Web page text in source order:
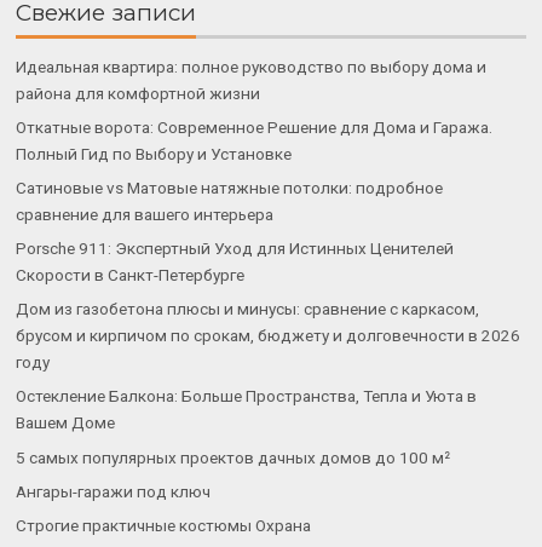
Свежие записи
Идеальная квартира: полное руководство по выбору дома и
района для комфортной жизни
Откатные ворота: Современное Решение для Дома и Гаража.
Полный Гид по Выбору и Установке
Сатиновые vs Матовые натяжные потолки: подробное
сравнение для вашего интерьера
Porsche 911: Экспертный Уход для Истинных Ценителей
Скорости в Санкт-Петербурге
Дом из газобетона плюсы и минусы: сравнение с каркасом,
брусом и кирпичом по срокам, бюджету и долговечности в 2026
году
Остекление Балкона: Больше Пространства, Тепла и Уюта в
Вашем Доме
5 самых популярных проектов дачных домов до 100 м²
Ангары-гаражи под ключ
Строгие практичные костюмы Охрана